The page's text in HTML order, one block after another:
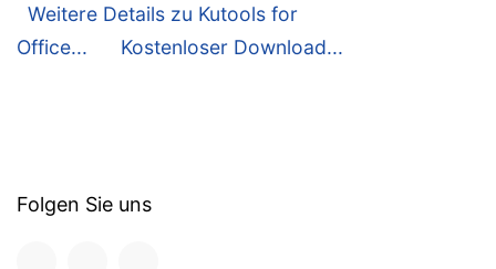
Weitere Details zu Kutools for
Office...
Kostenloser Download...
Folgen Sie uns